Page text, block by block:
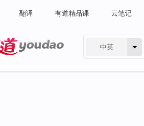
翻译 有道精品课 云笔记
中英